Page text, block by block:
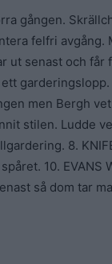
gången.
felfri avgång.
ut senast och
garderingslopp.
men Bergh
stilen. Ludde
8.
10. EVANS
så dom tar